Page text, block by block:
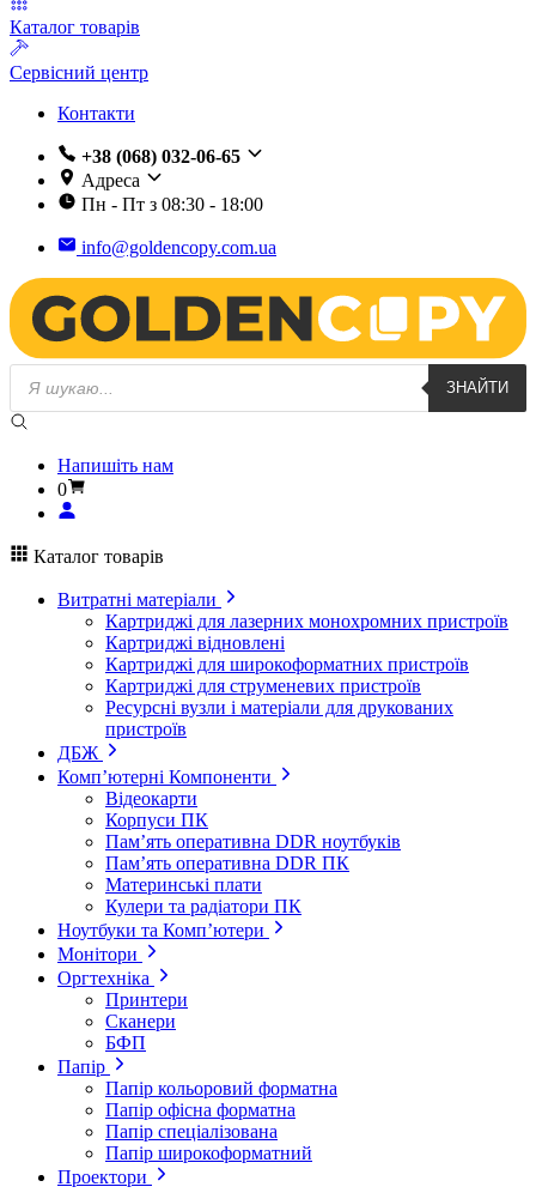
Каталог товарів
Сервісний центр
Контакти
+38 (068) 032-06-65
Адреса
Пн - Пт з 08:30 - 18:00
info@goldencopy.com.ua
Пошук
товарів
ЗНАЙТИ
Напишіть нам
0
Каталог товарів
Витратні матеріали
Картриджі для лазерних монохромних пристроїв
Картриджі відновлені
Картриджі для широкоформатних пристроїв
Картриджі для струменевих пристроїв
Ресурсні вузли і матеріали для друкованих
пристроїв
ДБЖ
Комп’ютерні Компоненти
Відеокарти
Корпуси ПК
Пам’ять оперативна DDR ноутбуків
Пам’ять оперативна DDR ПК
Материнські плати
Кулери та радіатори ПК
Ноутбуки та Комп’ютери
Монітори
Оргтехніка
Принтери
Сканери
БФП
Папір
Папір кольоровий форматна
Папір офісна форматна
Папір спеціалізована
Папір широкоформатний
Проектори